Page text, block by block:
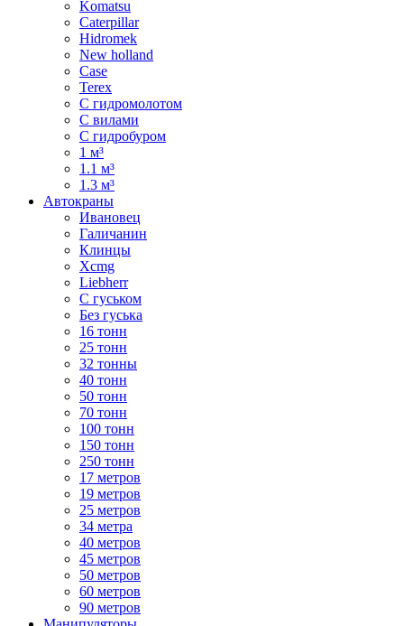
Komatsu
Caterpillar
Hidromek
New holland
Case
Terex
С гидромолотом
С вилами
С гидробуром
1 м³
1.1 м³
1.3 м³
Автокраны
Ивановец
Галичанин
Клинцы
Xcmg
Liebherr
С гуськом
Без гуська
16 тонн
25 тонн
32 тонны
40 тонн
50 тонн
70 тонн
100 тонн
150 тонн
250 тонн
17 метров
19 метров
25 метров
34 метра
40 метров
45 метров
50 метров
60 метров
90 метров